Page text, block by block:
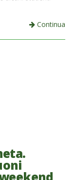
Continua